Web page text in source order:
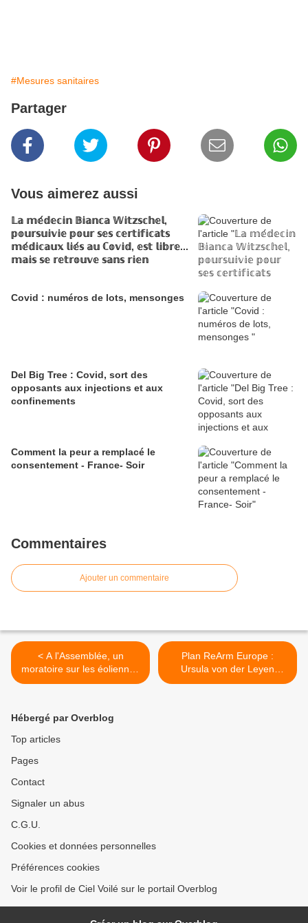
#Mesures sanitaires
Partager
Vous aimerez aussi
𝕃𝕒 𝕞𝕖́𝕕𝕖𝕔𝕚𝕟 𝔹𝕚𝕒𝕟𝕔𝕒 𝕎𝕚𝕥𝕫𝕤𝕔𝕙𝕖𝕝,
𝕡𝕠𝕦𝕣𝕤𝕦𝕚𝕧𝕚𝕖 𝕡𝕠𝕦𝕣 𝕤𝕖𝕤 𝕔𝕖𝕣𝕥𝕚𝕗𝕚𝕔𝕒𝕥𝕤
𝕞𝕖́𝕕𝕚𝕔𝕒𝕦𝕩 𝕝𝕚𝕖́𝕤 𝕒𝕦 ℂ𝕠𝕧𝕚𝕕, 𝕖𝕤𝕥 𝕝𝕚𝕓𝕣𝕖...
𝕞𝕒𝕚𝕤 𝕤𝕖 𝕣𝕖𝕥𝕣𝕠𝕦𝕧𝕖 𝕤𝕒𝕟𝕤 𝕣𝕚𝕖𝕟
Covid : numéros de lots, mensonges
Del Big Tree : Covid, sort des
opposants aux injections et aux
confinements
Comment la peur a remplacé le
consentement - France- Soir
Commentaires
Ajouter un commentaire
< A l'Assemblée, un
moratoire sur les éoliennes
et panneaux solaires sème
Plan ReArm Europe :
Ursula von der Leyen
justifie sa décision de
Hébergé par Overblog
Top articles
Pages
Contact
Signaler un abus
C.G.U.
Cookies et données personnelles
Préférences cookies
Voir le profil de Ciel Voilé sur le portail Overblog